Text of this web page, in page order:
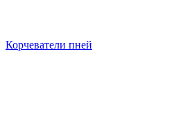
Корчеватели пней